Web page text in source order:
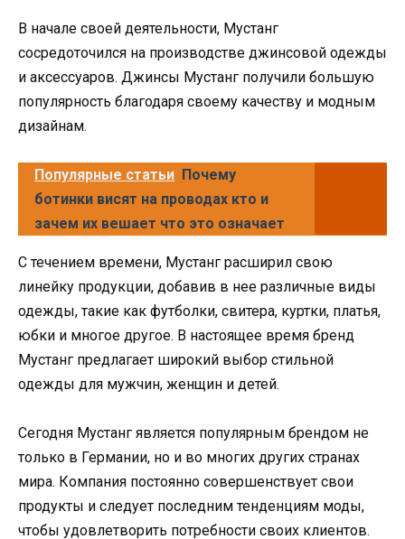
В начале своей деятельности, Мустанг
сосредоточился на производстве джинсовой одежды
и аксессуаров. Джинсы Мустанг получили большую
популярность благодаря своему качеству и модным
дизайнам.
Популярные статьи Почему
ботинки висят на проводах кто и
зачем их вешает что это означает
С течением времени, Мустанг расширил свою
линейку продукции, добавив в нее различные виды
одежды, такие как футболки, свитера, куртки, платья,
юбки и многое другое. В настоящее время бренд
Мустанг предлагает широкий выбор стильной
одежды для мужчин, женщин и детей.
Сегодня Мустанг является популярным брендом не
только в Германии, но и во многих других странах
мира. Компания постоянно совершенствует свои
продукты и следует последним тенденциям моды,
чтобы удовлетворить потребности своих клиентов.